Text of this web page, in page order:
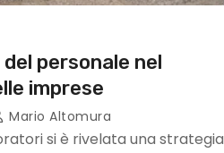
personale nel
imprese
Mario Altomura
si è rivelata una strategia